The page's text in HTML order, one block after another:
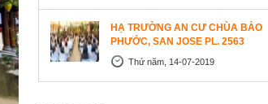
HẠ TRƯỜNG AN CƯ CHÙA BẢO
PHƯỚC, SAN JOSE PL. 2563
Thứ năm, 14-07-2019